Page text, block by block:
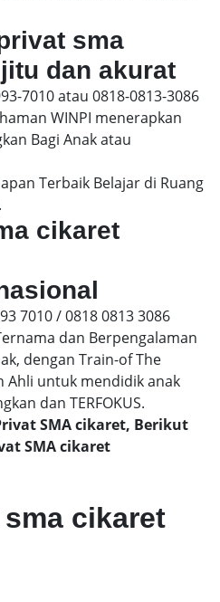
sma
dan akurat
7010 atau 0818-0813-3086
WINPI menerapkan
Bagi Anak atau
Terbaik Belajar di Ruang
cikaret
7010 / 0818 0813 3086
dan Berpengalaman
dengan Train-of The
Ahli untuk mendidik anak
dan TERFOKUS.
SMA cikaret, Berikut
SMA cikaret
cikaret